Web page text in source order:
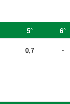
5° 6°
0,7 -